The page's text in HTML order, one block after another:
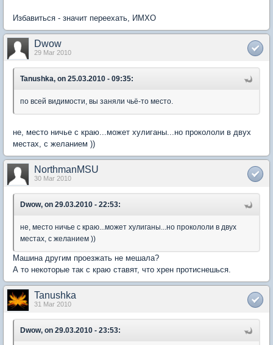
Избавиться - значит переехать, ИМХО
Dwow
29 Mar 2010
Tanushka, on 25.03.2010 - 09:35:
по всей видимости, вы заняли чьё-то место.
не, место ничье с краю...может хулиганы...но прокололи в двух
местах, с желанием ))
NorthmanMSU
30 Mar 2010
Dwow, on 29.03.2010 - 22:53:
не, место ничье с краю...может хулиганы...но прокололи в двух
местах, с желанием ))
Машина другим проезжать не мешала?
А то некоторые так с краю ставят, что хрен протиснешься.
Tanushka
31 Mar 2010
Dwow, on 29.03.2010 - 23:53: